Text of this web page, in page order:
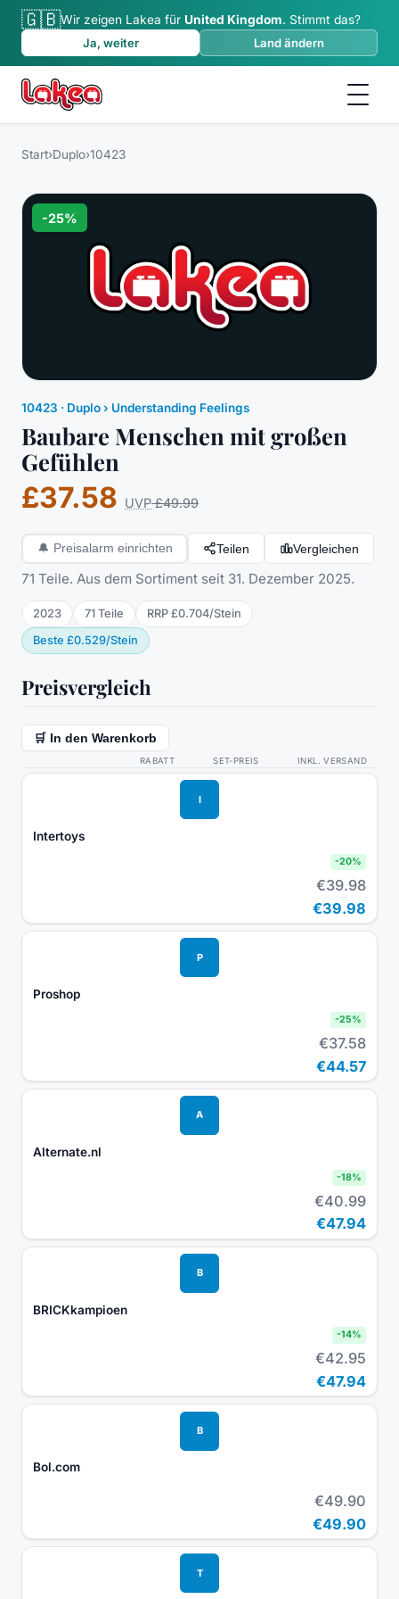
🇬🇧Wir zeigen Lakea für United Kingdom. Stimmt das?
Ja, weiter
Land ändern
Start›Duplo›10423
-25%
10423 · Duplo› Understanding Feelings
Baubare Menschen mit großen
Gefühlen
£37.58 UVP £49.99
🔔 Preisalarm einrichten Teilen Vergleichen
71 Teile. Aus dem Sortiment seit 31. Dezember 2025.
2023 71 Teile RRP £0.704/Stein
Beste £0.529/Stein
Preisvergleich
🛒 In den Warenkorb
RABATT SET-PREIS INKL. VERSAND
I
Intertoys
-20%
€39.98
€39.98
P
Proshop
-25%
€37.58
€44.57
A
Alternate.nl
-18%
€40.99
€47.94
B
BRICKkampioen
-14%
€42.95
€47.94
B
Bol.com
€49.90
€49.90
T